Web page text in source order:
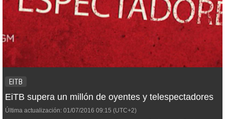
EITB
EiTB supera un millón de oyentes y telespectadores
Última actualización: 01/07/2016 09:15 (UTC+2)